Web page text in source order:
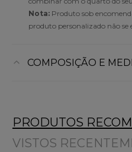
Nota: Produto sob
produto personalizado não se
COMPOSIÇÃO E
PRODUTOS
VISTOS